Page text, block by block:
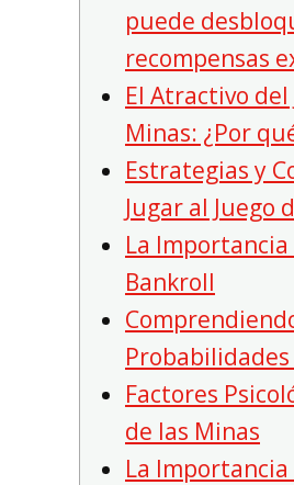
puede
recompensas
El Atractivo del
Minas: ¿Por
Estrategias y
Jugar al Juego
La
Bankroll
Probabilidades
Factores
de las Minas
La